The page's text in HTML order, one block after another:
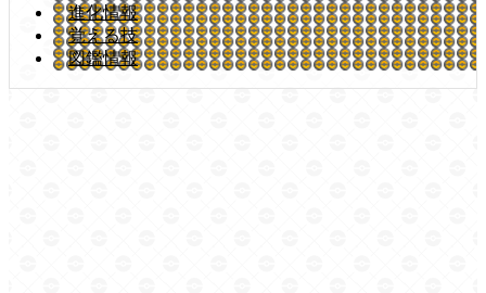
進化情報
覚える技
図鑑情報